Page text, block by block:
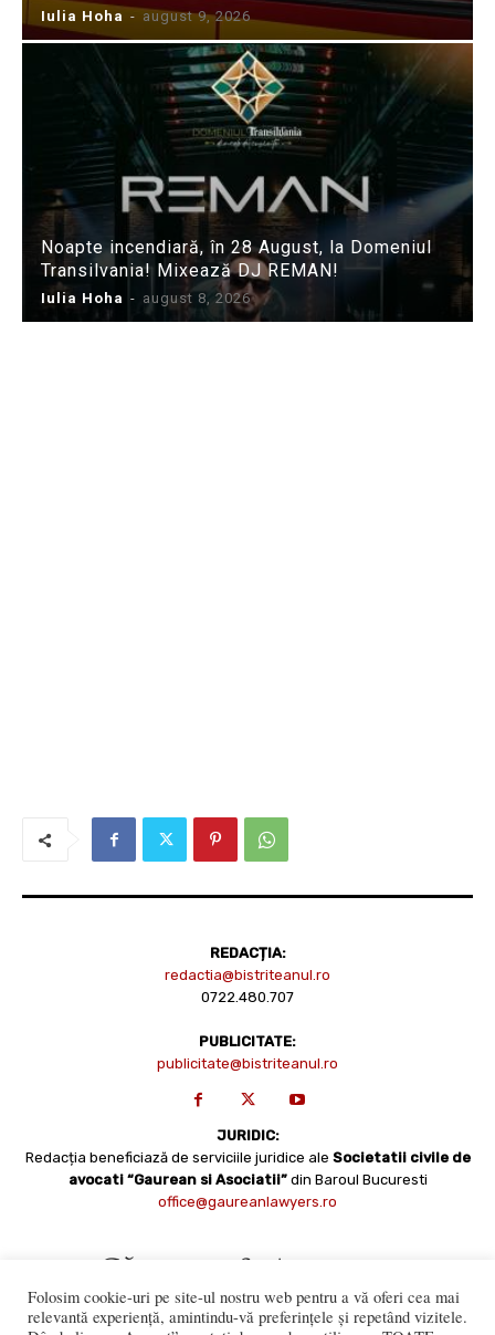
Iulia Hoha - august 9, 2026
Noapte incendiară, în 28 August, la Domeniul
Transilvania! Mixează DJ REMAN!
Iulia Hoha - august 8, 2026
REDACȚIA:
redactia@bistriteanul.ro
0722.480.707
PUBLICITATE:
publicitate@bistriteanul.ro
JURIDIC:
Redacția beneficiază de serviciile juridice ale Societatii civile de
avocati “Gaurean si Asociatii” din Baroul Bucuresti
office@gaureanlawyers.ro
Folosim cookie-uri pe site-ul nostru web pentru a vă oferi cea mai
relevantă experiență, amintindu-vă preferințele și repetând vizitele.